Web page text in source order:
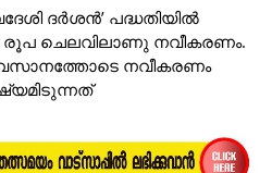
ദർശൻ’ പദ്ധതിയിൽ
രൂപ ചെലവിലാണു നവീകരണം.
നവീകരണം